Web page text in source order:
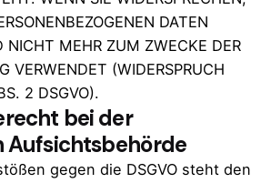
DATEN
NICHT MEHR ZUM ZWECKE DER
VERWENDET (WIDERSPRUCH
2 DSGVO).
bei der
Aufsichtsbehörde
gegen die DSGVO steht den